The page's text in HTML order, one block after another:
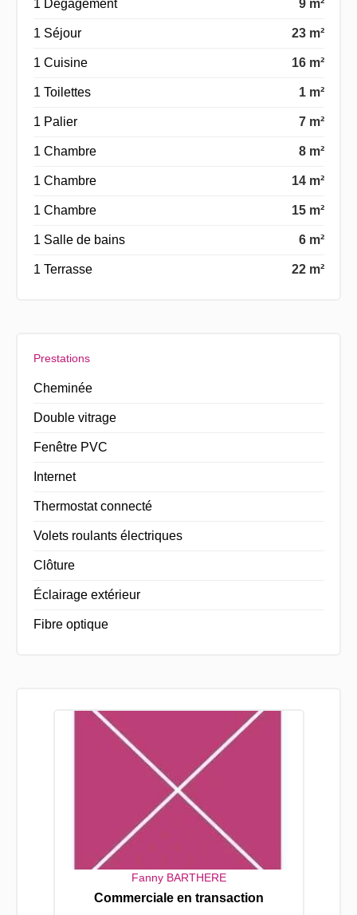
1 Dégagement 9 m²
1 Séjour 23 m²
1 Cuisine 16 m²
1 Toilettes 1 m²
1 Palier 7 m²
1 Chambre 8 m²
1 Chambre 14 m²
1 Chambre 15 m²
1 Salle de bains 6 m²
1 Terrasse 22 m²
Prestations
Cheminée
Double vitrage
Fenêtre PVC
Internet
Thermostat connecté
Volets roulants électriques
Clôture
Éclairage extérieur
Fibre optique
Fanny BARTHERE
Commerciale en transaction